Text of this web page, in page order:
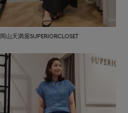
岡山天満屋SUPERIORCLOSET